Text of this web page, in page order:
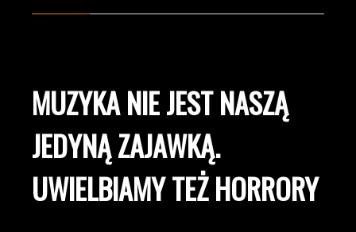
MUZYKA NIE JEST NASZĄ
JEDYNĄ ZAJAWKĄ.
UWIELBIAMY TEŻ HORRORY